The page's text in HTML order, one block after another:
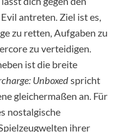
antreten. Ziel ist es,
zu retten, Aufgaben zu
zu verteidigen.
ist die breite
Unboxedspricht
gleichermaßen an. Für
nostalgische
ihrer